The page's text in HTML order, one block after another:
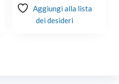
Aggiungi alla lista
dei desideri